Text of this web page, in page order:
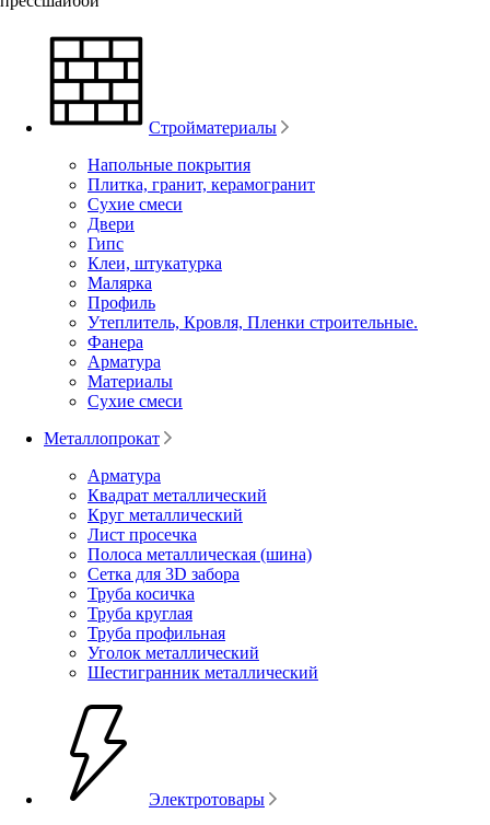
Стройматериалы
Напольные покрытия
Плитка, гранит, керамогранит
Сухие смеси
Двери
Гипс
Клеи, штукатурка
Малярка
Профиль
Утеплитель, Кровля, Пленки строительные.
Фанера
Арматура
Материалы
Сухие смеси
Металлопрокат
Арматура
Квадрат металлический
Круг металлический
Лист просечка
Полоса металлическая (шина)
Сетка для 3D забора
Труба косичка
Труба круглая
Труба профильная
Уголок металлический
Шестигранник металлический
Электротовары